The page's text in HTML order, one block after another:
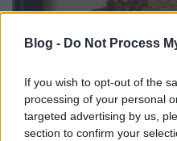
Blog - Do Not Process
If you wish to opt-out of the
processing of your personal
targeted advertising by us,
section to confirm your
Pap 4.
BBerni86 2024. június 13.